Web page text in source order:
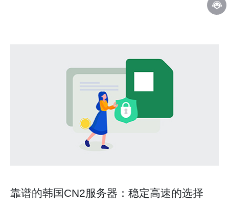
靠谱的韩国CN2服务器：稳定高速的选择